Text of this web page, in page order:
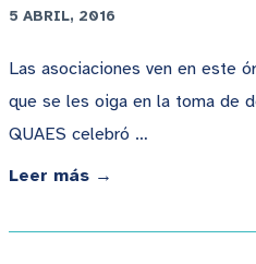
5 ABRIL, 2016
Las asociaciones ven en este
que se les oiga en la toma de
QUAES celebró …
Leer más →